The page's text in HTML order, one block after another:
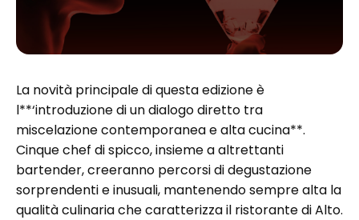
La novità principale di questa edizione è
l**‘introduzione di un dialogo diretto tra
miscelazione contemporanea e alta cucina**.
Cinque chef di spicco, insieme a altrettanti
bartender, creeranno percorsi di degustazione
sorprendenti e inusuali, mantenendo sempre alta la
qualità culinaria che caratterizza il ristorante di Alto.